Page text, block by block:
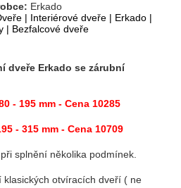
Erkado
| Interiérové dveře| Erkado|
| Bezfalcové dveře
dveře Erkado se zárubní
- 195 mm - Cena 10285
- 315 mm - Cena 10709
splnění několika podmínek.
klasických otvíracích dveří ( ne